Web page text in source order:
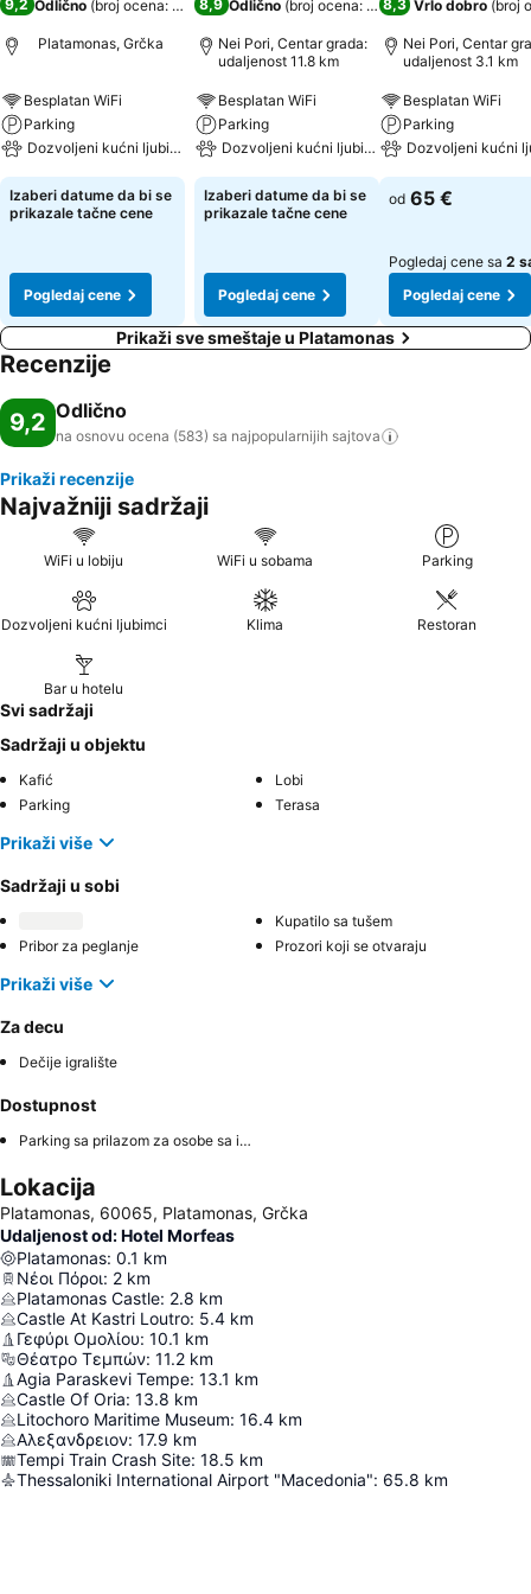
9,2 Odlično (broj ocena: 583)
Platamonas, Grčka
Besplatan WiFi
Parking
Dozvoljeni kućni ljubimci
Izaberi datume da bi se
prikazale tačne cene
Pogledaj cene
8,9 Odlično (broj ocena: 138)
Nei Pori, Centar grada:
udaljenost 11.8 km
Besplatan WiFi
Parking
Dozvoljeni kućni ljubimci
Izaberi datume da bi se
prikazale tačne cene
Pogledaj cene
8,3 Vrlo dobro (broj
Nei Pori, Centar
udaljenost 3.1 km
Besplatan WiFi
Parking
Dozvoljeni kućni
od 65 €
Pogledaj cene sa 2
Pogledaj cene
Prikaži sve smeštaje u Platamonas
Recenzije
9,2 Odlično
na osnovu ocena (583) sa najpopularnijih sajtova
Prikaži recenzije
Najvažniji sadržaji
WiFi u lobiju WiFi u sobama Parking
Dozvoljeni kućni ljubimci Klima Restoran
Bar u hotelu
Svi sadržaji
Sadržaji u objektu
Kafić
Lobi
Parking
Terasa
Prikaži više
Sadržaji u sobi
Kupatilo sa tušem
Pribor za peglanje
Prozori koji se otvaraju
Prikaži više
Za decu
Dečije igralište
Dostupnost
Parking sa prilazom za osobe sa invaliditetom
Lokacija
Platamonas, 60065, Platamonas, Grčka
Udaljenost od: Hotel Morfeas
Platamonas: 0.1 km
Νέοι Πόροι: 2 km
Platamonas Castle: 2.8 km
Castle At Kastri Loutro: 5.4 km
Γεφύρι Ομολίου: 10.1 km
Θέατρο Τεμπών: 11.2 km
Agia Paraskevi Tempe: 13.1 km
Castle Of Oria: 13.8 km
Litochoro Maritime Museum: 16.4 km
Αλεξανδρειον: 17.9 km
Tempi Train Crash Site: 18.5 km
Thessaloniki International Airport "Macedonia": 65.8 km